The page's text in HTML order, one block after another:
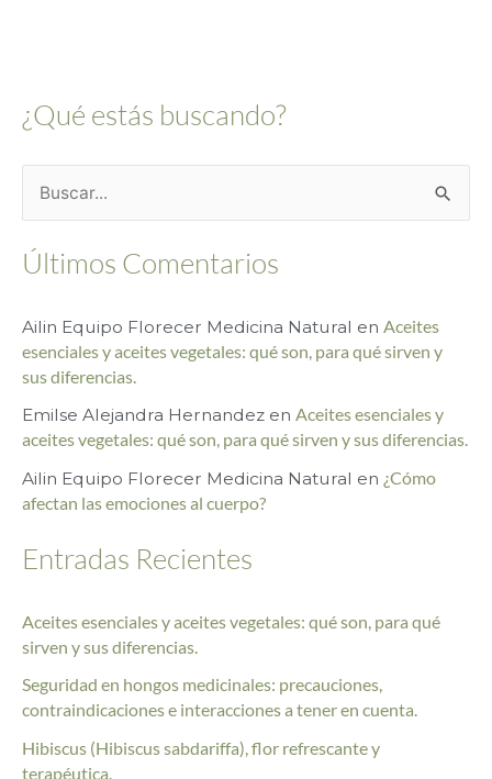
¿Qué estás buscando?
s
a
o
r
:
Últimos Comentarios
Ailin Equipo Florecer Medicina Natural en Aceites
esenciales y aceites vegetales: qué son, para qué sirven y
sus diferencias.
Emilse Alejandra Hernandez en Aceites esenciales y
aceites vegetales: qué son, para qué sirven y sus diferencias.
Ailin Equipo Florecer Medicina Natural en ¿Cómo
afectan las emociones al cuerpo?
Entradas Recientes
Aceites esenciales y aceites vegetales: qué son, para qué
sirven y sus diferencias.
Seguridad en hongos medicinales: precauciones,
contraindicaciones e interacciones a tener en cuenta.
Hibiscus (Hibiscus sabdariffa), flor refrescante y
terapéutica.